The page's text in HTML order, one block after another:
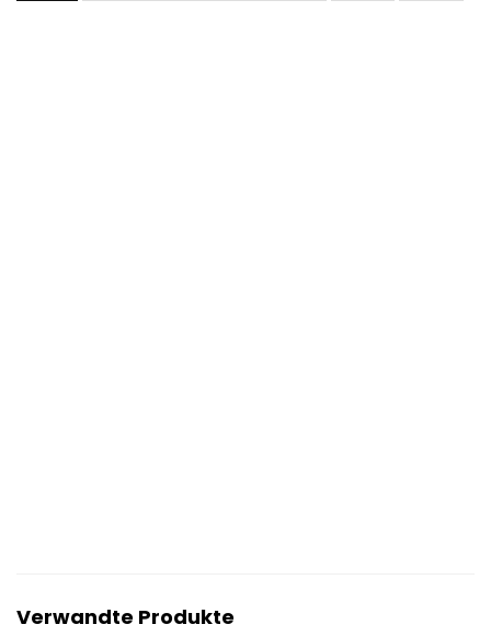
Verwandte Produkte